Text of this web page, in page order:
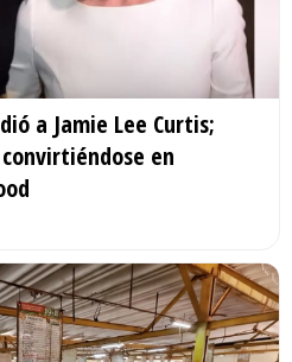
a Jamie Lee Curtis;
en